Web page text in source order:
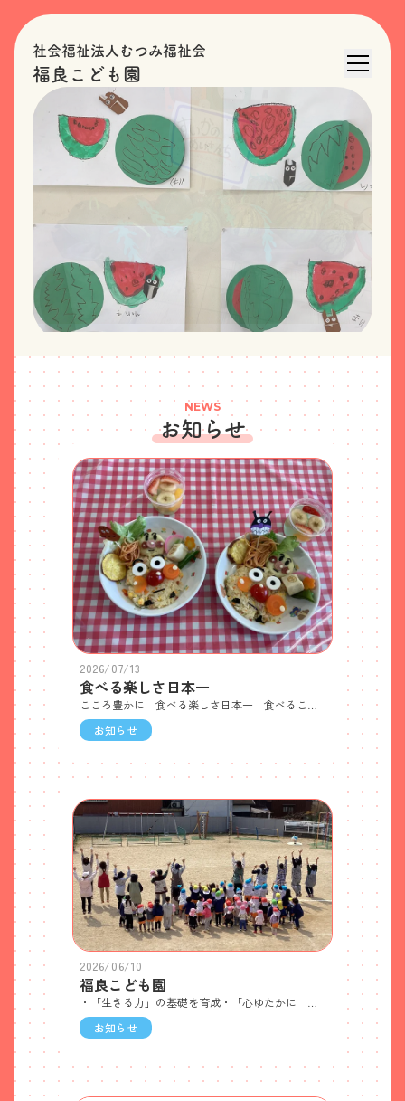
社会福祉法人むつみ福祉会
福良こども園
NEWS
お知らせ
2026/07/13
食べる楽しさ日本一
お知らせ
2026/06/10
福良こども園
お知らせ